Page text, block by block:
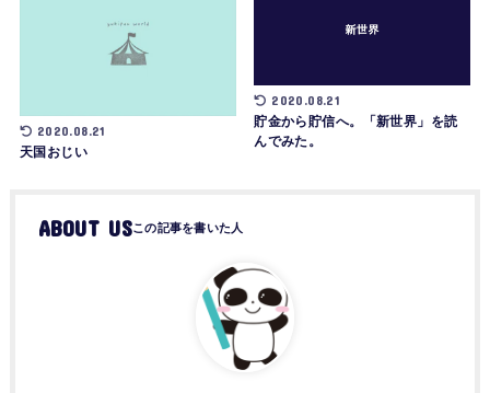
2020.08.21
天国おじい
2020.08.21
貯金から貯信へ。「新世界」を読
んでみた。
ABOUT US